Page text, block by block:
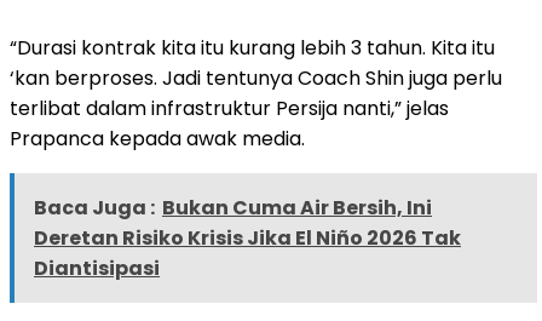
“Durasi kontrak kita itu kurang lebih 3 tahun. Kita itu
‘kan berproses. Jadi tentunya Coach Shin juga perlu
terlibat dalam infrastruktur Persija nanti,” jelas
Prapanca kepada awak media.
Baca Juga : Bukan Cuma Air Bersih, Ini
Deretan Risiko Krisis Jika El Niño 2026 Tak
Diantisipasi